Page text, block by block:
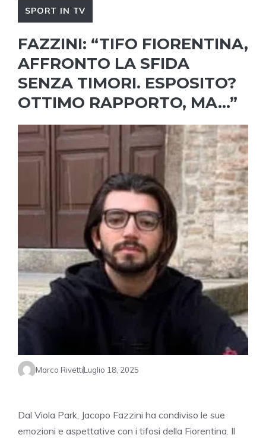
SPORT IN TV
FAZZINI: “TIFO FIORENTINA,
AFFRONTO LA SFIDA
SENZA TIMORI. ESPOSITO?
OTTIMO RAPPORTO, MA…”
Marco RivettiLuglio 18, 2025
Dal Viola Park, Jacopo Fazzini ha condiviso le sue
emozioni e aspettative con i tifosi della Fiorentina. Il